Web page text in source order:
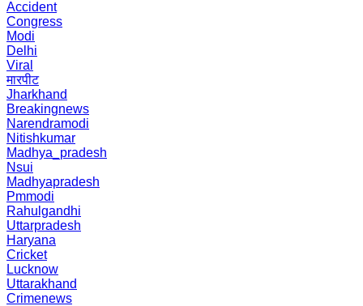
Accident
Congress
Modi
Delhi
Viral
मारपीट
Jharkhand
Breakingnews
Narendramodi
Nitishkumar
Madhya_pradesh
Nsui
Madhyapradesh
Pmmodi
Rahulgandhi
Uttarpradesh
Haryana
Cricket
Lucknow
Uttarakhand
Crimenews